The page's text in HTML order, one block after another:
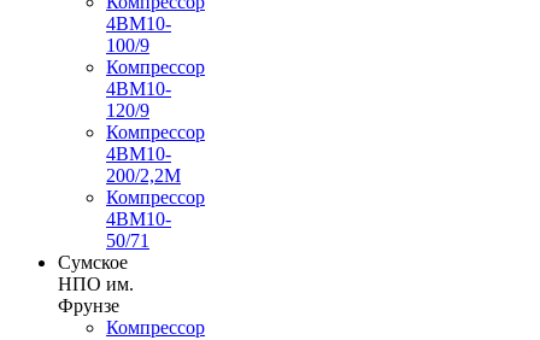
4ВМ10-
100/9
Компрессор
4ВМ10-
120/9
Компрессор
4ВМ10-
200/2,2М
Компрессор
4ВМ10-
50/71
Сумское
НПО им.
Фрунзе
Компрессор